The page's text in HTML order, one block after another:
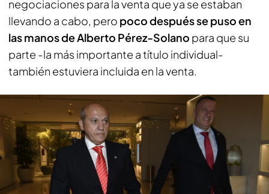
negociaciones para la venta que ya se estaban
llevando a cabo, pero poco después se puso en
las manos de Alberto Pérez-Solano para que su
parte -la más importante a título individual-
también estuviera incluida en la venta.